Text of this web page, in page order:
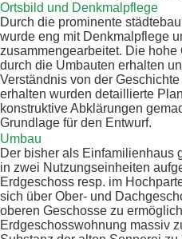
Ortsbild und Denkmalpflege
Durch die prominente
wurde eng mit Denkmalpflege
zusammengearbeitet. Die
durch die Umbauten erhalten
Verständnis von der
erhalten wurden detaillierte
konstruktive Abklärungen
Grundlage für den Entwurf.
Umbau
Der bisher als Einfamilienhaus
in zwei Nutzungseinheiten
Erdgeschoss resp. im
sich über Ober- und
oberen Geschosse zu
Erdgeschosswohnung massiv